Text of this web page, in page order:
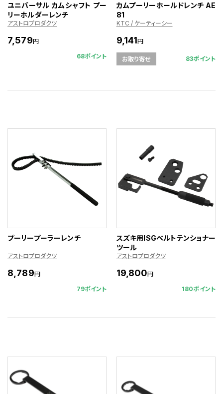
ユニバーサル カムシャフト プー
リーホルダーレンチ
アストロプロダクツ
7,579円
68ポイント
カムプーリーホールドレンチ AE
81
KTC / ケーティーシー
9,141円
お取り寄せ 83ポイント
プーリープーラーレンチ
アストロプロダクツ
8,789円
79ポイント
スズキ用ISGベルトテンショナー
ツール
アストロプロダクツ
19,800円
180ポイント